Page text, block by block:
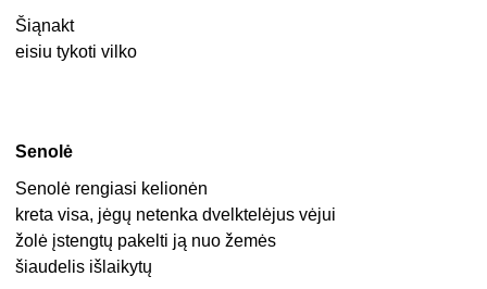
Šiąnakt
eisiu tykoti vilko
Senolė
Senolė rengiasi kelionėn
kreta visa, jėgų netenka dvelktelėjus vėjui
žolė įstengtų pakelti ją nuo žemės
šiaudelis išlaikytų